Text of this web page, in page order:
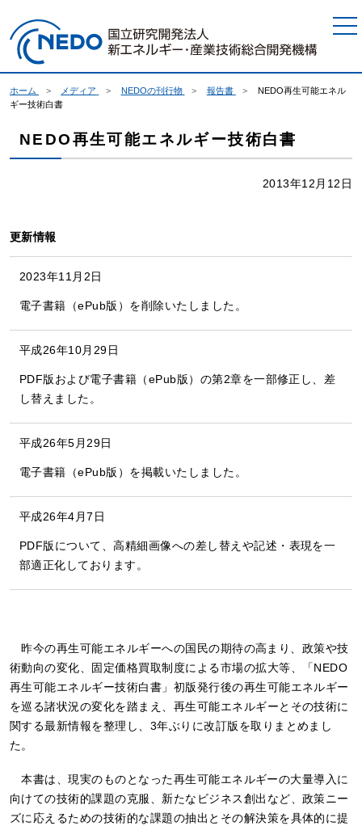
ホーム メディア NEDOの刊行物 報告書
NEDO再生可能エネル
ギー技術白書
NEDO再生可能エネルギー技術白書
2013年12月12日
更新情報
2023年11月2日
電子書籍（ePub版）を削除いたしました。
平成26年10月29日
PDF版および電子書籍（ePub版）の第2章を一部修正し、差
し替えました。
平成26年5月29日
電子書籍（ePub版）を掲載いたしました。
平成26年4月7日
PDF版について、高精細画像への差し替えや記述・表現を一
部適正化しております。
昨今の再生可能エネルギーへの国民の期待の高まり、政策や技
術動向の変化、固定価格買取制度による市場の拡大等、「NEDO
再生可能エネルギー技術白書」初版発行後の再生可能エネルギー
を巡る諸状況の変化を踏まえ、再生可能エネルギーとその技術に
関する最新情報を整理し、3年ぶりに改訂版を取りまとめまし
た。
本書は、現実のものとなった再生可能エネルギーの大量導入に
向けての技術的課題の克服、新たなビジネス創出など、政策ニー
ズに応えるための技術的な課題の抽出とその解決策を具体的に提